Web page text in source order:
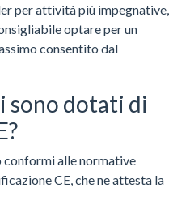
per attività più impegnative,
optare per un
consentito dal
sono dotati di
conformi alle normative
CE, che ne attesta la